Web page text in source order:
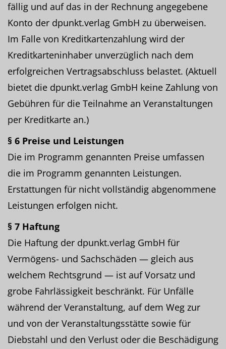
fällig und auf das in der Rechnung angegebene
Konto der dpunkt.verlag GmbH zu überweisen.
Im Falle von Kreditkartenzahlung wird der
Kreditkarteninhaber unverzüglich nach dem
erfolgreichen Vertragsabschluss belastet. (Aktuell
bietet die dpunkt.verlag GmbH keine Zahlung von
Gebühren für die Teilnahme an Veranstaltungen
per Kreditkarte an.)
§ 6 Preise und Leistungen
Die im Programm genannten Preise umfassen
die im Programm genannten Leistungen.
Erstattungen für nicht vollständig abgenommene
Leistungen erfolgen nicht.
§ 7 Haftung
Die Haftung der dpunkt.verlag GmbH für
Vermögens- und Sachschäden — gleich aus
welchem Rechtsgrund — ist auf Vorsatz und
grobe Fahrlässigkeit beschränkt. Für Unfälle
während der Veranstaltung, auf dem Weg zur
und von der Veranstaltungsstätte sowie für
Diebstahl und den Verlust oder die Beschädigung